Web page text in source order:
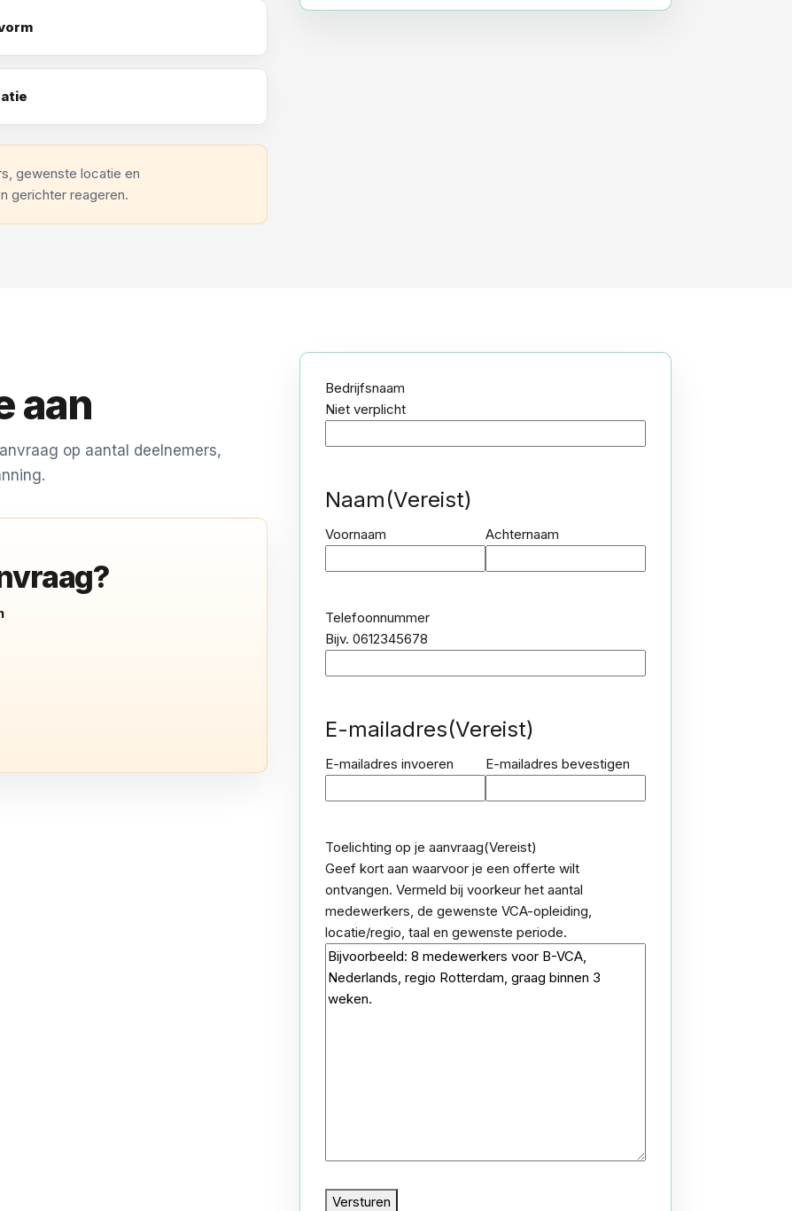
gewenste locatie en
gerichter reageren.
aan
op aantal deelnemers,
Bedrijfsnaam
Niet verplicht
Naam(Vereist)
Voornaam Achternaam
Telefoonnummer
Bijv. 0612345678
E-mailadres(Vereist)
E-mailadres invoeren E-mailadres bevestigen
Toelichting op je aanvraag(Vereist)
Geef kort aan waarvoor je een offerte wilt
ontvangen. Vermeld bij voorkeur het aantal
medewerkers, de gewenste VCA-opleiding,
locatie/regio, taal en gewenste periode.
Versturen